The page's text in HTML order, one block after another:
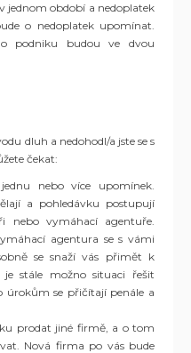
jednom období a nedoplatek
o nedoplatek upomínat.
podniku budou ve dvou
dluh a nedohodl/a jste se s
čekat:
nebo více upomínek.
a pohledávku postupují
nebo vymáhací agentuře.
agentura se s vámi
se snaží vás přimět k
stále možno situaci řešit
úrokům se přičítají penále a
prodat jiné firmě, a o tom
Nová firma po vás bude